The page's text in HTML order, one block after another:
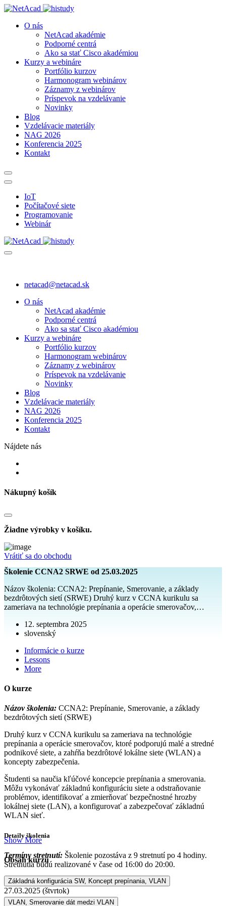
O nás
NetAcad akadémie
Podporné centrá
Ako sa stať Cisco akadémiou
Kurzy a webináre
Portfólio kurzov
Harmonogram webinárov
Záznamy z webinárov
Príspevok na vzdelávanie
Novinky
Blog
Vzdelávacie materiály
NAG 2026
Konferencia 2025
Kontakt
IoT
Počítačové siete
Programovanie
Webinár
netacad@netacad.sk
O nás
NetAcad akadémie
Podporné centrá
Ako sa stať Cisco akadémiou
Kurzy a webináre
Portfólio kurzov
Harmonogram webinárov
Záznamy z webinárov
Príspevok na vzdelávanie
Novinky
Blog
Vzdelávacie materiály
NAG 2026
Konferencia 2025
Kontakt
Nájdete nás
Nákupný košík
Žiadne výrobky v košíku.
Vrátiť sa do obchodu
Školenie CCNA2 SRWE od 25.03.2025
Názov školenia: CCNA2: Prepínanie, Smerovanie, a základy
bezdrôtových sietí (SRWE) Druhý kurz v CCNA kurikulu sa
zameriava na technológie prepínania a operácie smerovačov,…
12. septembra 2025
slovenský
Informácie o kurze
Lessons
More
O kurze
Názov školenia: CCNA2: Prepínanie, Smerovanie, a základy
bezdrôtových sietí (SRWE)
Druhý kurz v CCNA kurikulu sa zameriava na technológie
prepínania a operácie smerovačov, ktoré podporujú malé a stredné
podnikové siete, a zahŕňa bezdrôtové lokálne siete (WLAN) a
koncepty zabezpečenia.
Študenti sa naučia kľúčové koncepcie prepínania a smerovania.
Môžu vykonávať základnú konfiguráciu siete a odstraňovanie
problémov, identifikovať a zmierňovať bezpečnostné hrozby
lokálnej siete (LAN), a konfigurovať a zabezpečovať základnú
WLAN sieť.
Detaily školenia
Termíny stretnutí: Školenie pozostáva z 9 stretnutí po 4 hodiny.
Stretnutia budú realizované v čase od 16:00 do 20:00.
25.03.2025 (utorok)
27.03.2025 (štvrtok)
01.04.2025 (utorok)
Show More
Obsah kurzu
Základná konfigurácia SW, Koncept prepínania, VLAN
VLAN, Smerovanie dát medzi VLAN